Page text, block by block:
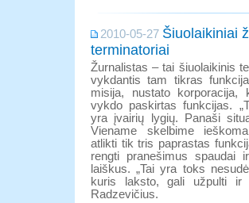
2010-05-27 Šiuolaikiniai
terminatoriai
Žurnalistas – tai šiuolaikinis
vykdantis tam tikras
misija, nustato
vykdo paskirtas funkcijas.
yra įvairių lygių. Panaši
Viename skelbime
atlikti tik tris paprastas
rengti pranešimus spaudai
laiškus. „Tai yra toks
kuris laksto, gali užpulti
Radzevičius.